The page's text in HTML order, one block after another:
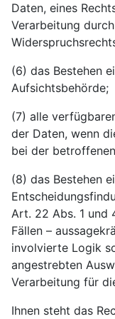
Daten, eines
Verarbeitung
(6) das Bestehen
Aufsichtsbehörde;
(7) alle
der Daten, wenn
bei der
(8) das Bestehen
Art. 22 Abs. 1 und
Fällen –
involvierte Logik
angestrebten
Verarbeitung für
Ihnen steht das